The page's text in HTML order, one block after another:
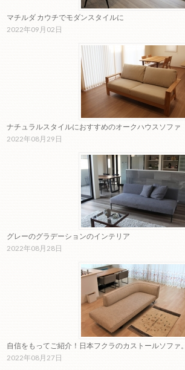
マチルダ カウチでモダンスタイルに
2022年09月02日
ナチュラルスタイルにおすすめのオークハウスソファ
2022年08月29日
グレーのグラデーションのインテリア
2022年08月28日
自信をもってご紹介！日本フクラのカストールソファ。
2022年08月27日